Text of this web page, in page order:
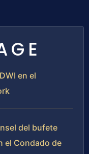
en el
del bufete
el Condado de